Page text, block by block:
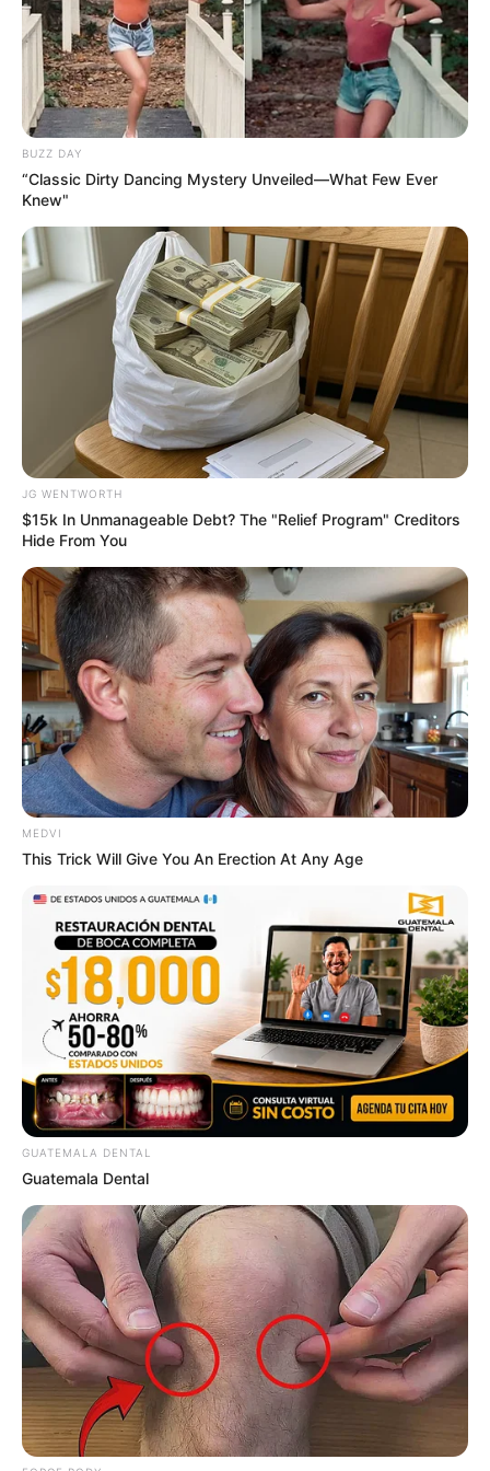
15 Things You Do Everyday That The Bible Forbids:
Are You Guilty?
BRAINBERRIES
It Might Be Quentin Tarantino's Last Movie
Remember The Justin Timberlake Moment That
Defined The 2000s?
BRAINBERRIES
This Woman Chose To Live Like A Horse
BRAINBERRIES
Pick A Ring And Nail Shape To Reveal Your Darkest
Secrets!
BUZZ DAY
BUZZ DAY
“Classic Dirty Dancing Mystery Unveiled—What Few Ever
Knew"
JG WENTWORTH
$15k In Unmanageable Debt? The "Relief Program" Creditors
Hide From You
MEDVI
This Trick Will Give You An Erection At Any Age
GUATEMALA DENTAL
Guatemala Dental